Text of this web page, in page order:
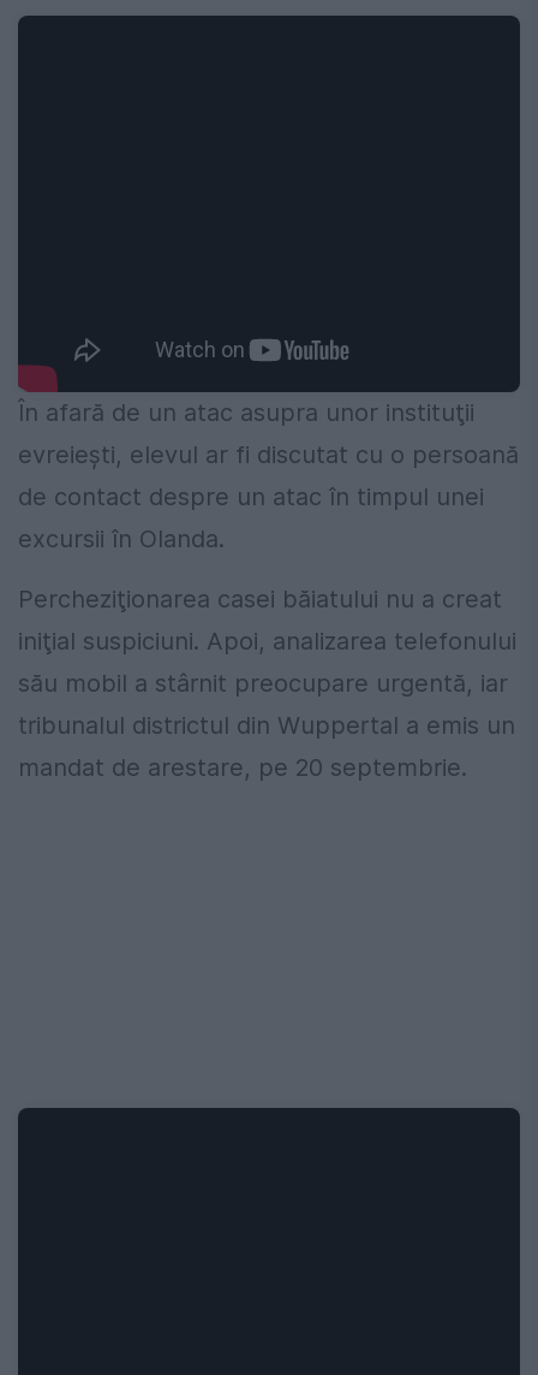
În afară de un atac asupra unor instituţii
evreieşti, elevul ar fi discutat cu o persoană
de contact despre un atac în timpul unei
excursii în Olanda.
Percheziţionarea casei băiatului nu a creat
iniţial suspiciuni. Apoi, analizarea telefonului
său mobil a stârnit preocupare urgentă, iar
tribunalul districtul din Wuppertal a emis un
mandat de arestare, pe 20 septembrie.